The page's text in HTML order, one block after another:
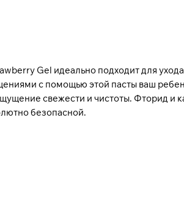
Gel идеально подходит для
с помощью этой пасты ваш
свежести и чистоты. Фторид и
безопасной.